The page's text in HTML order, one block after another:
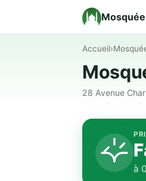
Accueil›
28 Avenue
à